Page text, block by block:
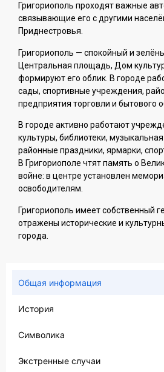
Григориополь проходят важные
связывающие его с другими
Приднестровья.
Григориополь — спокойный и
Центральная площадь, Дом
формируют его облик. В городе
сады, спортивные учреждения,
предприятия торговли и бытового
В городе активно работают
культуры, библиотеки,
районные праздники, ярмарки,
В Григориополе чтят память о
войне: в центре установлен
освободителям.
Григориополь имеет собственный
отражены исторические и
города.
Общая информация
История
Символика
Экстренные случаи